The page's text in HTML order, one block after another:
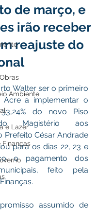
Ambiente
e Lazer
Finanças
de março, e
irão receber
reajuste do
Acre a implementar o
do novo Piso
Magistério aos
Prefeito César Andrade
para os dias 22, 23 e
o pagamento dos
feito pela